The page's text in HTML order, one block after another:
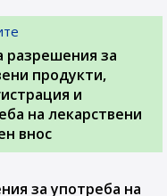
за
продукти,
и
на лекарствени
внос
за употреба на